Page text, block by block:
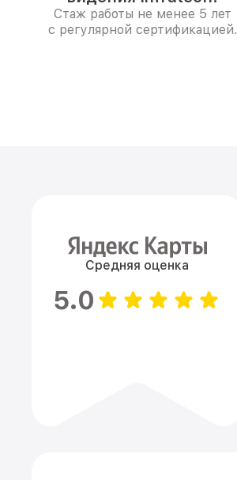
Стаж работы не менее 5 лет
с регулярной сертификацией.
Средняя оценка
5.0